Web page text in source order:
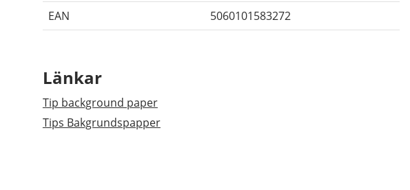
EAN
5060101583272
Länkar
Tip background paper
Tips Bakgrundspapper